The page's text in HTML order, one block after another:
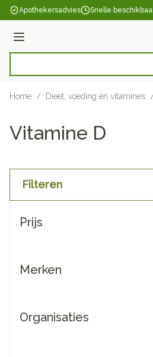
Ga naar de inhoud
Apothekersadvies Snelle
Menu
Home / Dieet, voeding en vitamines
Vitamine D
Filteren
Prijs
Merken
Organisaties